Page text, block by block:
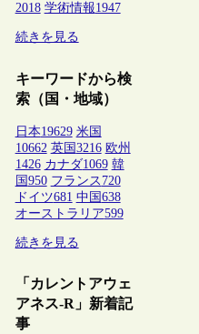
2018 学術情報1947
続きを見る
キーワードから検
索（国・地域）
日本19629 米国
10662 英国 3216 欧州
1426 カナダ1069 韓
国 950 フランス 720
ドイツ681 中国 638
オーストラリア599
続きを見る
「カレントアウェ
アネス-R」新着記
事